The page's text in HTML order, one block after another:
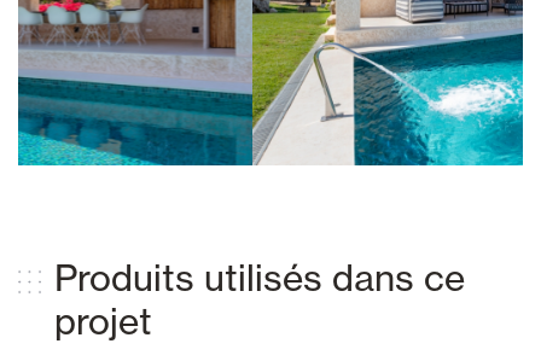
Produits utilisés dans ce
projet